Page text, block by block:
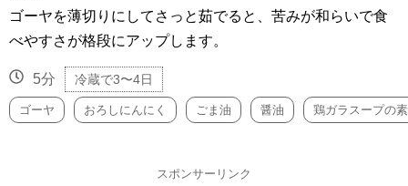
ゴーヤを薄切りにしてさっと茹でると、苦みが和らいで食
べやすさが格段にアップします。
5分 冷蔵で3〜4日
ゴーヤ おろしにんにく ごま油 醤油 鶏ガラスープの素
スポンサーリンク